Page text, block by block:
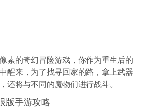
素的奇幻冒险游戏，你作为重生后的
醒来，为了找寻回家的路，拿上武器
还将与不同的魔物们进行战斗。
版手游攻略